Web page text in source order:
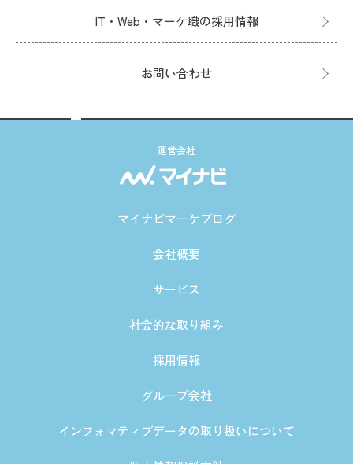
IT・Web・マーケ職の採用情報
お問い合わせ
運営会社
マイナビマーケブログ
会社概要
サービス
社会的な取り組み
採用情報
グループ会社
インフォマティブデータの取り扱いについて